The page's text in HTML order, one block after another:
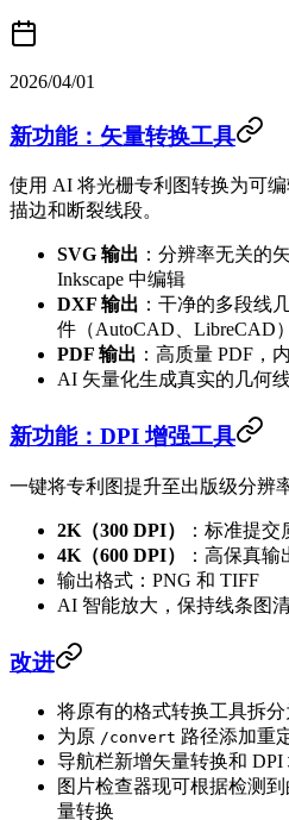
2026/04/01
新功能：矢量转换工具
使用 AI 将光栅专利图转换为可
描边和断裂线段。
SVG 输出 ：分辨率无关的
Inkscape 中编辑
DXF 输出 ：干净的多段线
件（AutoCAD、LibreCAD
PDF 输出 ：高质量 PDF，
AI 矢量化生成真实的几何
新功能：DPI 增强工具
一键将专利图提升至出版级分辨率
2K（300 DPI）
：标准提交
4K（600 DPI）
：高保真输
输出格式：PNG 和 TIFF
AI 智能放大，保持线条图
改进
将原有的格式转换工具拆
为原 /convert 路径添加重
导航栏新增矢量转换和 DPI
图片检查器现可根据检测
量转换